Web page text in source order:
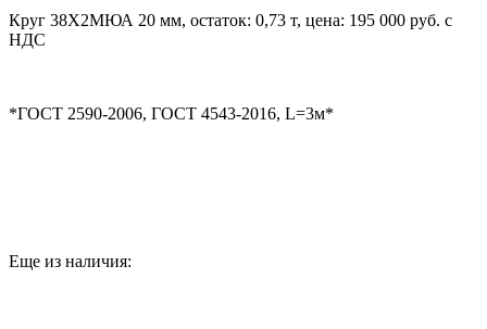
Круг 38Х2МЮА 20 мм, остаток: 0,73 т, цена: 195 000 руб. с
НДС
*ГОСТ 2590-2006, ГОСТ 4543-2016, L=3м*
Еще из наличия: